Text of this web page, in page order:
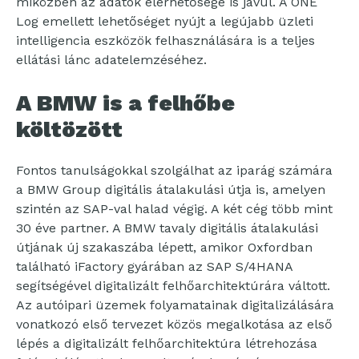
Log emellett lehetőséget nyújt a legújabb üzleti
intelligencia eszközök felhasználására is a teljes
ellátási lánc adatelemzéséhez.
A BMW is a felhőbe
költözött
Fontos tanulságokkal szolgálhat az iparág számára
a BMW Group digitális átalakulási útja is, amelyen
szintén az SAP-val halad végig. A két cég több mint
30 éve partner. A BMW tavaly digitális átalakulási
útjának új szakaszába lépett, amikor Oxfordban
található iFactory gyárában az SAP S/4HANA
segítségével digitalizált felhőarchitektúrára váltott.
Az autóipari üzemek folyamatainak digitalizálására
vonatkozó első tervezet közös megalkotása az első
lépés a digitalizált felhőarchitektúra létrehozása